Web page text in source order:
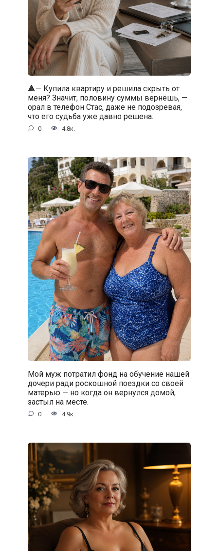
🔺— Купила квартиру и решила скрыть от
меня? Значит, половину суммы вернёшь, —
орал в телефон Стас, даже не подозревая,
что его судьба уже давно решена.
0 4.8к.
Мой муж потратил фонд на обучение нашей
дочери ради роскошной поездки со своей
матерью — но когда он вернулся домой,
застыл на месте.
0 4.9к.